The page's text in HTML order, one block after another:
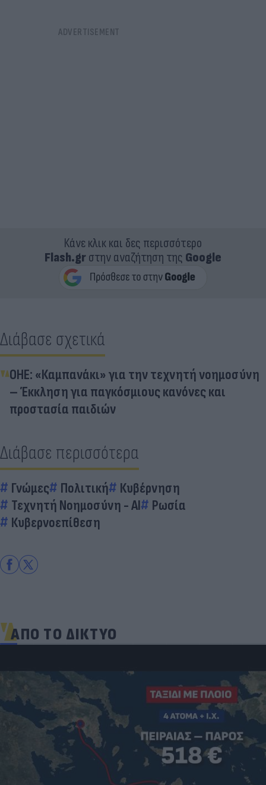
Κάνε κλικ και δες περισσότερο
Flash.grστην αναζήτηση της Google
Διάβασε σχετικά
ΟΗΕ: «Καμπανάκι» για την τεχνητή νοημοσύνη
– Έκκληση για παγκόσμιους κανόνες και
προστασία παιδιών
Διάβασε περισσότερα
Γνώμες Πολιτική
Κυβέρνηση
Τεχνητή Νοημοσύνη - AI
Ρωσία
Κυβερνοεπίθεση
ΑΠΟ ΤΟ ΔΙΚΤΥΟ